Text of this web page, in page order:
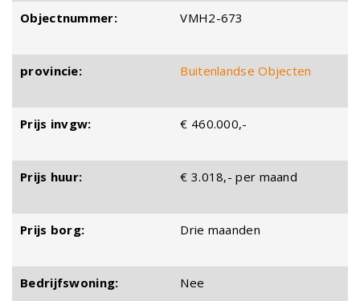
Objectnummer: VMH2-673
provincie: Buitenlandse Objecten
Prijs invgw: € 460.000,-
Prijs huur: € 3.018,- per maand
Prijs borg: Drie maanden
Bedrijfswoning: Nee